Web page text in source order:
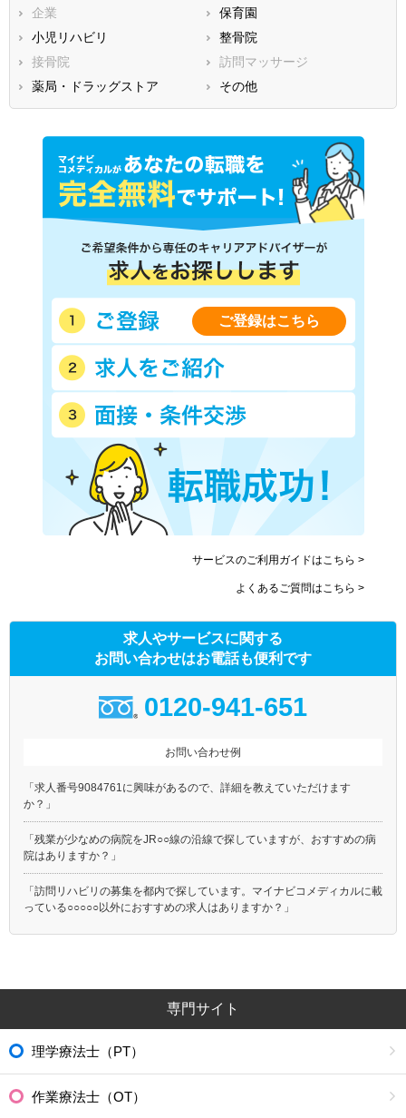
熊本県
鹿児島県
企業
保育園
小児リハビリ
整骨院
接骨院
訪問マッサージ
薬局・ドラッグストア
その他
ご登録はこちら
サービスのご利用ガイドはこちら >
よくあるご質問はこちら >
求人やサービスに関する
お問い合わせはお電話も便利です
0120-941-651
お問い合わせ例
「求人番号9084761に興味があるので、詳細を教えていただけます
か？」
「残業が少なめの病院をJR○○線の沿線で探していますが、おすすめの病
院はありますか？」
「訪問リハビリの募集を都内で探しています。マイナビコメディカルに載
っている○○○○○以外におすすめの求人はありますか？」
専門サイト
理学療法士（PT）
作業療法士（OT）